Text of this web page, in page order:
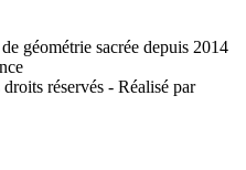
géométrie sacrée depuis 2014
réservés - Réalisé par